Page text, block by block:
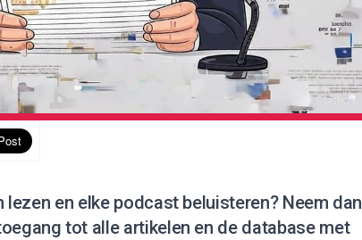
lezen en elke podcast beluisteren? Neem dan
tot alle artikelen en de database met